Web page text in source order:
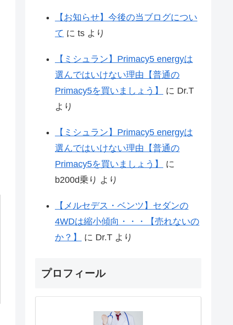
【お知らせ】今後の当ブログについ
て に ts より
【ミシュラン】Primacy5 energyは
選んではいけない理由【普通の
Primacy5を買いましょう】
に Dr.T
より
【ミシュラン】Primacy5 energyは
選んではいけない理由【普通の
Primacy5を買いましょう】
に
b200d乗り より
【メルセデス・ベンツ】セダンの
4WDは縮小傾向・・・【売れないの
か？】
に Dr.T より
プロフィール